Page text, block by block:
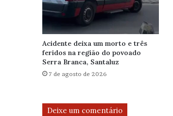
Acidente deixa um morto e três
feridos na região do povoado
Serra Branca, Santaluz
7 de agosto de 2026
Deixe um comentário